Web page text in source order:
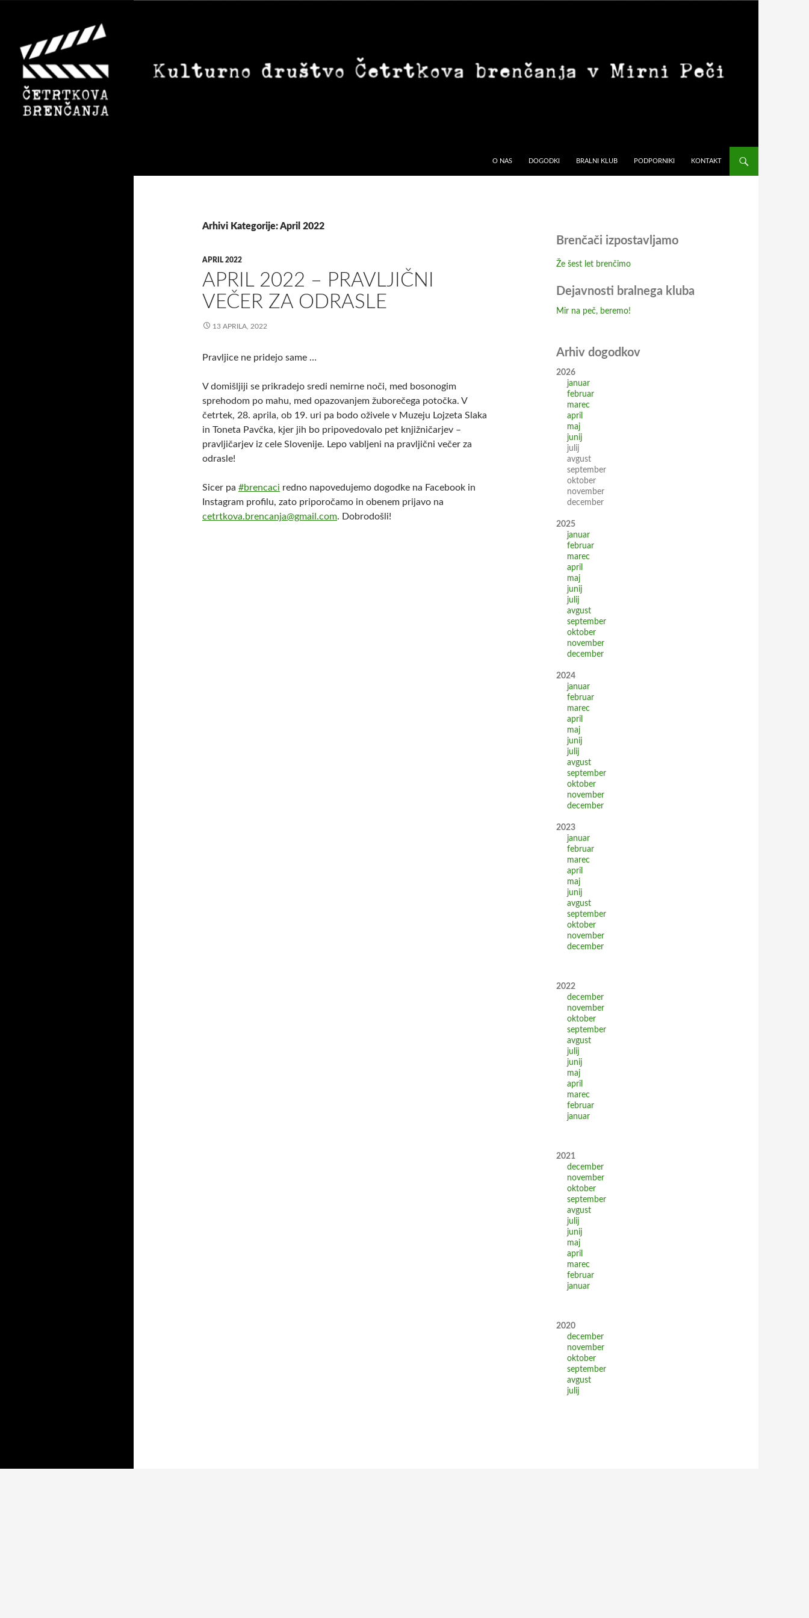
O NAS DOGODKI BRALNI KLUB PODPORNIKI KONTAKT
Arhivi Kategorije: April 2022
APRIL 2022
APRIL 2022 – PRAVLJIČNI
VEČER ZA ODRASLE
13 APRILA, 2022
Pravljice ne pridejo same …
V domišljiji se prikradejo sredi nemirne noči, med bosonogim
sprehodom po mahu, med opazovanjem žuborečega potočka. V
četrtek, 28. aprila, ob 19. uri pa bodo oživele v Muzeju Lojzeta Slaka
in Toneta Pavčka, kjer jih bo pripovedovalo pet knjižničarjev –
pravljičarjev iz cele Slovenije. Lepo vabljeni na pravljični večer za
odrasle!
Sicer pa #brencaci redno napovedujemo dogodke na Facebook in
Instagram profilu, zato priporočamo in obenem prijavo na
cetrtkova.brencanja@gmail.com. Dobrodošli!
Brenčači izpostavljamo
Že šest let brenčimo
Dejavnosti bralnega kluba
Mir na peč, beremo!
Arhiv dogodkov
2026
januar
februar
marec
april
maj
junij
julij
avgust
september
oktober
november
december
2025
januar
februar
marec
april
maj
junij
julij
avgust
september
oktober
november
december
2024
januar
februar
marec
april
maj
junij
julij
avgust
september
oktober
november
december
2023
januar
februar
marec
april
maj
junij
avgust
september
oktober
november
december
2022
december
november
oktober
september
avgust
julij
junij
maj
april
marec
februar
januar
2021
december
november
oktober
september
avgust
julij
junij
maj
april
marec
februar
januar
2020
december
november
oktober
september
avgust
julij